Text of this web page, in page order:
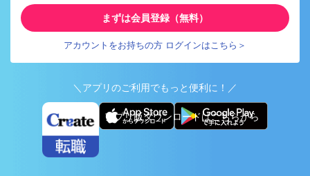
まずは会員登録（無料）
アカウントをお持ちの方 ログインはこちら＞
＼アプリのご利用でもっと便利に！／
アプリ版ダウンロードはこちらから